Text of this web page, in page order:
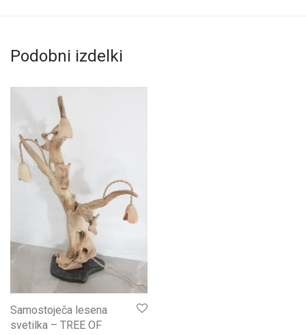
Podobni izdelki
Samostoječa lesena
svetilka – TREE OF